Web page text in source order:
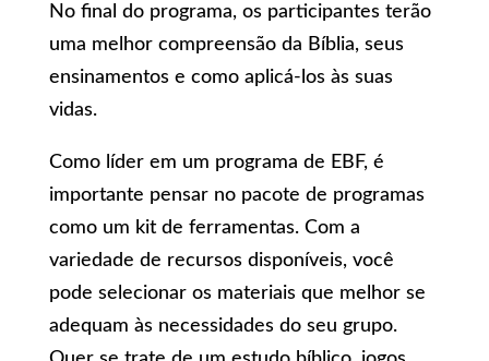
No final do programa, os participantes terão
uma melhor compreensão da Bíblia, seus
ensinamentos e como aplicá-los às suas
vidas.
Como líder em um programa de EBF, é
importante pensar no pacote de programas
como um kit de ferramentas. Com a
variedade de recursos disponíveis, você
pode selecionar os materiais que melhor se
adequam às necessidades do seu grupo.